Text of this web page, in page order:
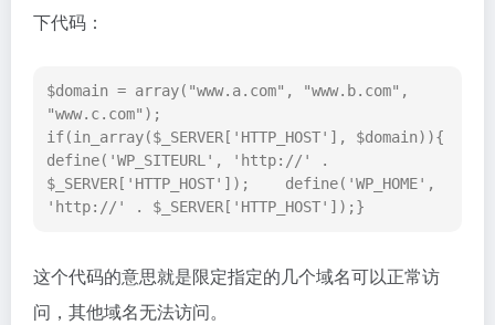
下代码：
$domain = array("www.a.com", "www.b.com",
"www.c.com");
if(in_array($_SERVER['HTTP_HOST'], $domain)){
define('WP_SITEURL', 'http://' .
$_SERVER['HTTP_HOST']);    define('WP_HOME',
'http://' . $_SERVER['HTTP_HOST']);}
这个代码的意思就是限定指定的几个域名可以正常访
问，其他域名无法访问。